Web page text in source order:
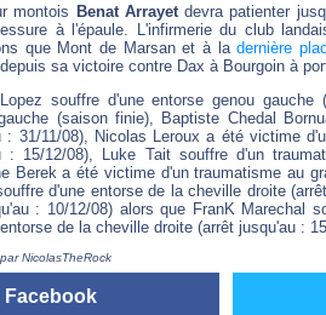
montois Benat Arrayetdevra patienter
à l'épaule. L'infirmerie du club
que Mont de Marsan et à ladernière
depuis sa victoire contre Dax à Bourgoin à
souffre d'une entorse genou
(saison finie), Baptiste Chedal
: 31/11/08), Nicolas Leroux a été victime
: 15/12/08), Luke Tait souffre d'un
Berek a été victime d'un traumatisme au
d'une entorse de la cheville droite
: 10/12/08) alors que FranK Marechal
de la cheville droite (arrêt jusqu'au :
NicolasTheRock
Facebook